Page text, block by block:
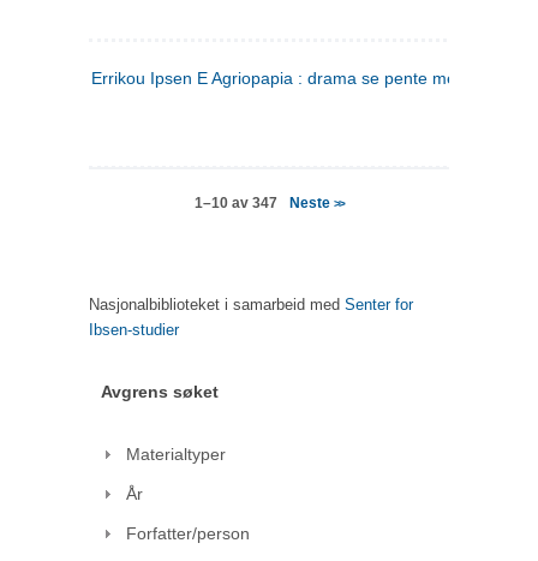
Errikou Ipsen E Agriopapia : drama se pente mere
1–10 av 347 Neste >>
Nasjonalbiblioteket i samarbeid med Senter for
Ibsen-studier
Avgrens søket
Materialtyper
År
Forfatter/person